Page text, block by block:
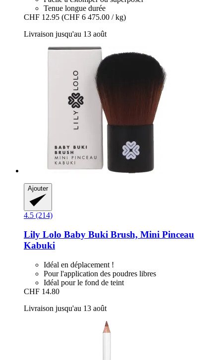
Tenue longue durée
CHF 12.95 (CHF 6 475.00 / kg)
Livraison jusqu'au 13 août
Ajouter
4.5 (214)
Lily Lolo Baby Buki Brush, Mini Pinceau
Kabuki
Idéal en déplacement !
Pour l'application des poudres libres
Idéal pour le fond de teint
CHF 14.80
Livraison jusqu'au 13 août